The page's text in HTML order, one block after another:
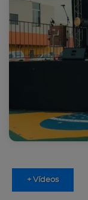
+ Vídeos